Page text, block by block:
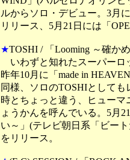
ルからソロ・デビュー。3月
リリース、5月21日には「
★TOSHI / 「Looming ～確か
いわずと知れたスーパーロ
昨年10月に「made in
同様、ソロのTOSHIとして
時とちょっと違う、ヒューマ
ょうかんを呼んでいる。5月
い～」(テレビ朝日系「ビー
をリリース。